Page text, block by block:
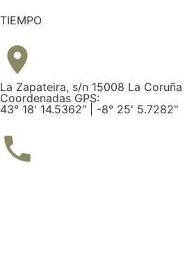
TIEMPO
La Zapateira, s/n 15008 La Coruña
Coordenadas GPS:
43° 18' 14.5362" | -8° 25' 5.7282"